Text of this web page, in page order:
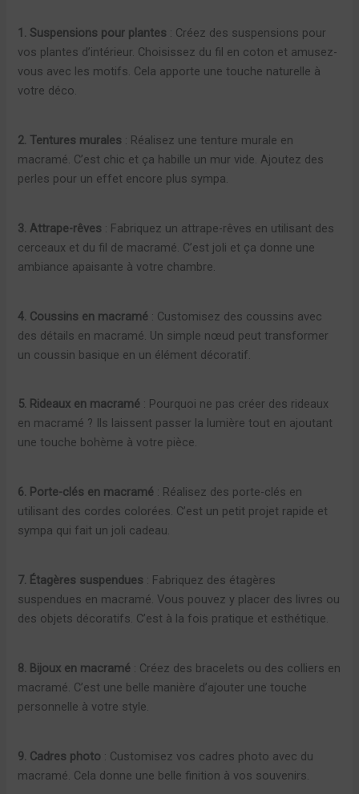
1. Suspensions pour plantes : Créez des suspensions pour
vos plantes d’intérieur. Choisissez du fil en coton et amusez-
vous avec les motifs. Cela apporte une touche naturelle à
votre déco.
2. Tentures murales : Réalisez une tenture murale en
macramé. C’est chic et ça habille un mur vide. Ajoutez des
perles pour un effet encore plus sympa.
3. Attrape-rêves : Fabriquez un attrape-rêves en utilisant des
cerceaux et du fil de macramé. C’est joli et ça donne une
ambiance apaisante à votre chambre.
4. Coussins en macramé : Customisez des coussins avec
des détails en macramé. Un simple nœud peut transformer
un coussin basique en un élément décoratif.
5. Rideaux en macramé : Pourquoi ne pas créer des rideaux
en macramé ? Ils laissent passer la lumière tout en ajoutant
une touche bohème à votre pièce.
6. Porte-clés en macramé : Réalisez des porte-clés en
utilisant des cordes colorées. C’est un petit projet rapide et
sympa qui fait un joli cadeau.
7. Étagères suspendues : Fabriquez des étagères
suspendues en macramé. Vous pouvez y placer des livres ou
des objets décoratifs. C’est à la fois pratique et esthétique.
8. Bijoux en macramé : Créez des bracelets ou des colliers en
macramé. C’est une belle manière d’ajouter une touche
personnelle à votre style.
9. Cadres photo : Customisez vos cadres photo avec du
macramé. Cela donne une belle finition à vos souvenirs.